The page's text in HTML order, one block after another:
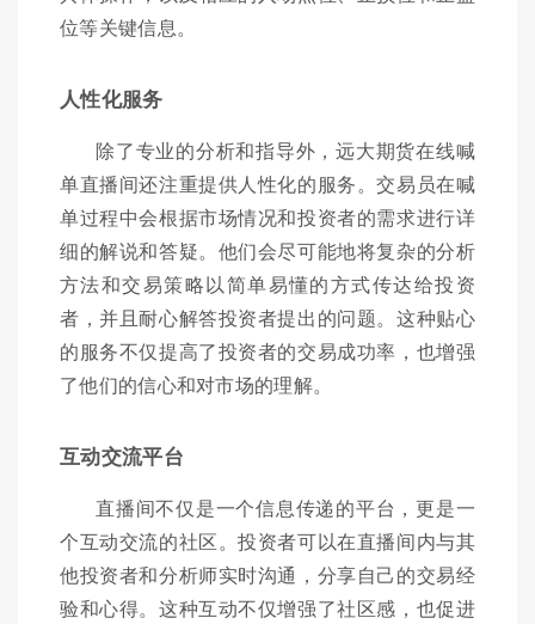
位等关键信息。
人性化服务
除了专业的分析和指导外，远大期货在线喊
单直播间还注重提供人性化的服务。交易员在喊
单过程中会根据市场情况和投资者的需求进行详
细的解说和答疑。他们会尽可能地将复杂的分析
方法和交易策略以简单易懂的方式传达给投资
者，并且耐心解答投资者提出的问题。这种贴心
的服务不仅提高了投资者的交易成功率，也增强
了他们的信心和对市场的理解。
互动交流平台
直播间不仅是一个信息传递的平台，更是一
个互动交流的社区。投资者可以在直播间内与其
他投资者和分析师实时沟通，分享自己的交易经
验和心得。这种互动不仅增强了社区感，也促进